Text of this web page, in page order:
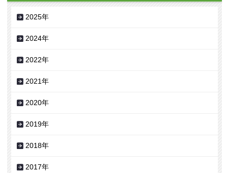
2025年
2024年
2022年
2021年
2020年
2019年
2018年
2017年